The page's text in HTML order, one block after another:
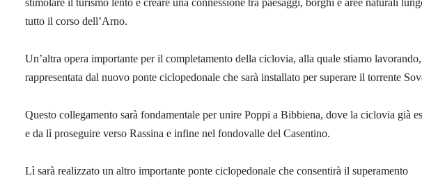
stimolare il turismo lento e creare una connessione tra paesaggi, borghi e aree naturali
tutto il corso dell’Arno.
Un’altra opera importante per il completamento della ciclovia, alla quale stiamo
rappresentata dal nuovo ponte ciclopedonale che sarà installato per superare il torrente
Questo collegamento sarà fondamentale per unire Poppi a Bibbiena, dove la ciclovia già
e da lì proseguire verso Rassina e infine nel fondovalle del Casentino.
Lì sarà realizzato un altro importante ponte ciclopedonale che consentirà il superamento